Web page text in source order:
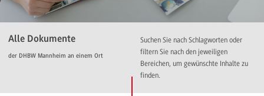
Alle Dokumente
der DHBW Mannheim an einem Ort
Suchen Sie nach Schlagworten oder
filtern Sie nach den jeweiligen
Bereichen, um gewünschte Inhalte zu
finden.